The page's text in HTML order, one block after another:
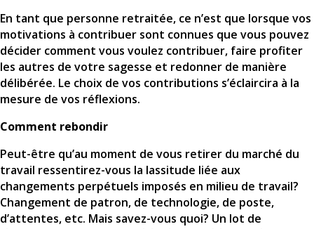
En tant que personne retraitée, ce n’est que lorsque vos
motivations à contribuer sont connues que vous pouvez
décider comment vous voulez contribuer, faire profiter
les autres de votre sagesse et redonner de manière
délibérée. Le choix de vos contributions s’éclaircira à la
mesure de vos réflexions.
Comment rebondir
Peut-être qu’au moment de vous retirer du marché du
travail ressentirez-vous la lassitude liée aux
changements perpétuels imposés en milieu de travail?
Changement de patron, de technologie, de poste,
d’attentes, etc. Mais savez-vous quoi? Un lot de